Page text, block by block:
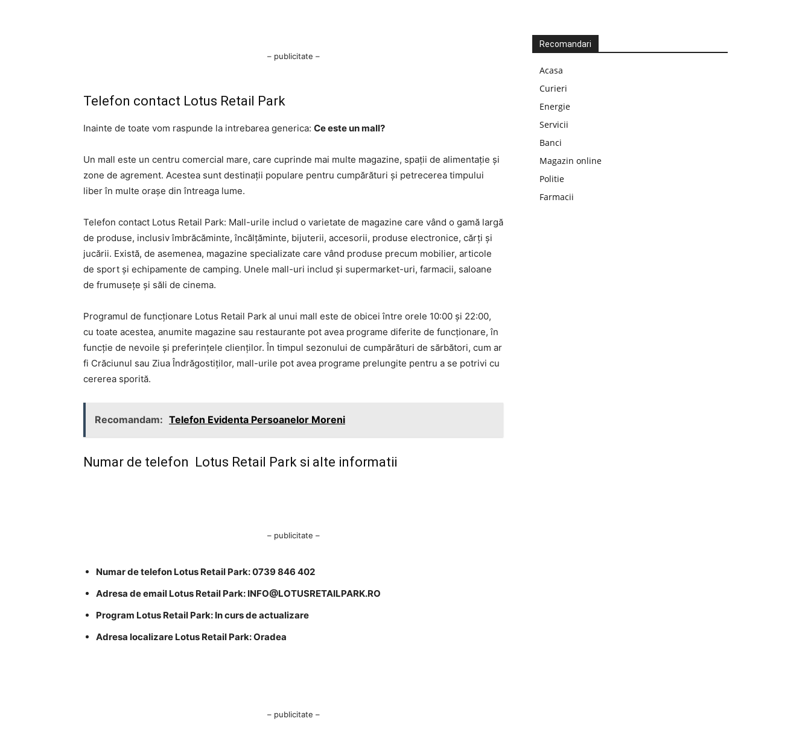
– publicitate –
Telefon contact Lotus Retail Park
Inainte de toate vom raspunde la intrebarea generica: Ce este un mall?
Un mall este un centru comercial mare, care cuprinde mai multe magazine, spații de alimentație și
zone de agrement. Acestea sunt destinații populare pentru cumpărături și petrecerea timpului
liber în multe orașe din întreaga lume.
Telefon contact Lotus Retail Park: Mall-urile includ o varietate de magazine care vând o gamă largă
de produse, inclusiv îmbrăcăminte, încălțăminte, bijuterii, accesorii, produse electronice, cărți și
jucării. Există, de asemenea, magazine specializate care vând produse precum mobilier, articole
de sport și echipamente de camping. Unele mall-uri includ și supermarket-uri, farmacii, saloane
de frumusețe și săli de cinema.
Programul de funcționare Lotus Retail Park al unui mall este de obicei între orele 10:00 și 22:00,
cu toate acestea, anumite magazine sau restaurante pot avea programe diferite de funcționare, în
funcție de nevoile și preferințele clienților. În timpul sezonului de cumpărături de sărbători, cum ar
fi Crăciunul sau Ziua Îndrăgostiților, mall-urile pot avea programe prelungite pentru a se potrivi cu
cererea sporită.
Recomandam: Telefon Evidenta Persoanelor Moreni
Numar de telefon Lotus Retail Park si alte informatii
– publicitate –
Numar de telefon Lotus Retail Park: 0739 846 402
Adresa de email Lotus Retail Park: INFO@LOTUSRETAILPARK.RO
Program Lotus Retail Park: In curs de actualizare
Adresa localizare Lotus Retail Park: Oradea
– publicitate –
Recomandari
Acasa
Curieri
Energie
Servicii
Banci
Magazin online
Politie
Farmacii